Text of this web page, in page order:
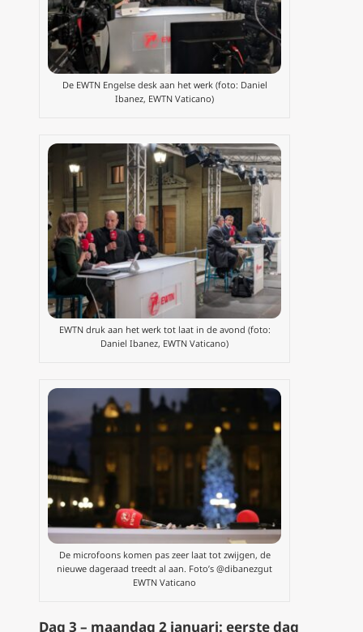
De EWTN Engelse desk aan het werk (foto: Daniel
Ibanez, EWTN Vaticano)
EWTN druk aan het werk tot laat in de avond (foto:
Daniel Ibanez, EWTN Vaticano)
De microfoons komen pas zeer laat tot zwijgen, de
nieuwe dageraad treedt al aan. Foto’s @dibanezgut
EWTN Vaticano
Dag 3 – maandag 2 januari: eerste dag